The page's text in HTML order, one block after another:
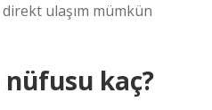
ulaşım mümkün
nüfusu kaç?